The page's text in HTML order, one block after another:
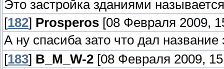
Это застройка зданиями
[182] Prosperos [08 Февраля 2009,
А ну спасиба зато что дал название
[183] B_M_W-2 [08 Февраля 2009,